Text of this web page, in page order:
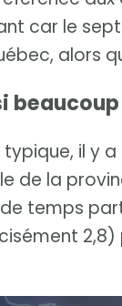
car le
alors
il y
de la
temps